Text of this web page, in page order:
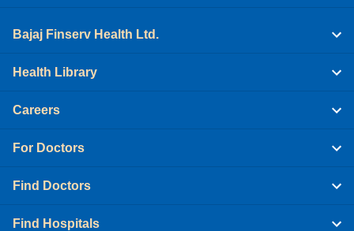
Bajaj Finserv Health Ltd.
Health Library
Careers
For Doctors
Find Doctors
Find Hospitals